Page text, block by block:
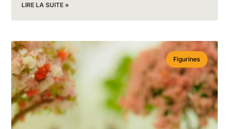
LIRE LA SUITE »
Figurines